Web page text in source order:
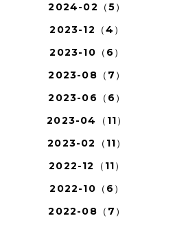
2024-02（5）
2023-12（4）
2023-10（6）
2023-08（7）
2023-06（6）
2023-04（11）
2023-02（11）
2022-12（11）
2022-10（6）
2022-08（7）